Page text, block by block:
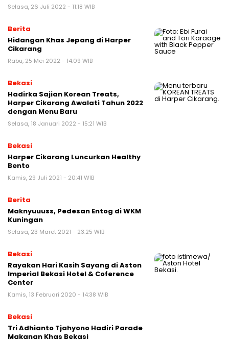
Selasa, 26 Juli 2022 - 11:18 WIB
Berita
Hidangan Khas Jepang di Harper
Cikarang
Rabu, 25 Mei 2022 - 14:09 WIB
Bekasi
Hadirka Sajian Korean Treats,
Harper Cikarang Awalati Tahun 2022
dengan Menu Baru
Selasa, 18 Januari 2022 - 15:21 WIB
Bekasi
Harper Cikarang Luncurkan Healthy
Bento
Kamis, 29 Juli 2021 - 20:41 WIB
Berita
Maknyuuuss, Pedesan Entog di WKM
Kuningan
Selasa, 23 Maret 2021 - 23:25 WIB
Bekasi
Rayakan Hari Kasih Sayang di Aston
Imperial Bekasi Hotel & Coference
Center
Kamis, 13 Februari 2020 - 14:38 WIB
Bekasi
Tri Adhianto Tjahyono Hadiri Parade
Makanan Khas Bekasi